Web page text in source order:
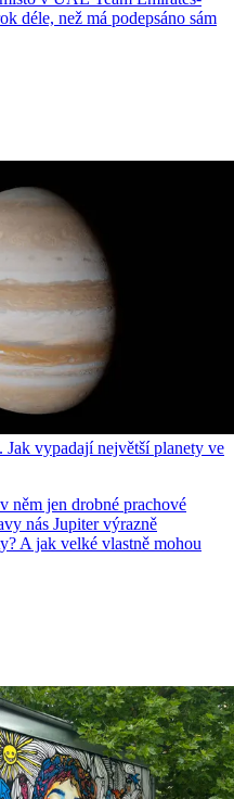
déle, než má podepsáno sám
vypadají největší planety ve
něm jen drobné prachové
nás Jupiter výrazně
A jak velké vlastně mohou